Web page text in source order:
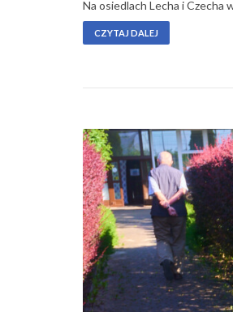
Na osiedlach Lecha i
CZYTAJ DALEJ